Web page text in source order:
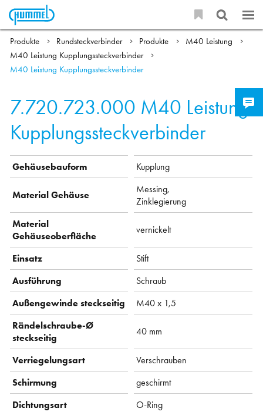
Produkte Rundsteckverbinder Produkte
M40 Leistung
M40 Leistung Kupplungssteckverbinder
M40 Leistung Kupplungssteckverbinder
7.720.723.000 M40 Leistung
Kupplungssteckverbinder
Gehäusebauform Kupplung
Material Gehäuse
Messing,
Zinklegierung
Material
Gehäuseoberfläche
vernickelt
Einsatz
Stift
Ausführung
Schraub
Außengewinde steckseitig
M40 x 1,5
Rändelschraube-Ø
steckseitig
40 mm
Verriegelungsart
Verschrauben
Schirmung
geschirmt
Dichtungsart
O-Ring